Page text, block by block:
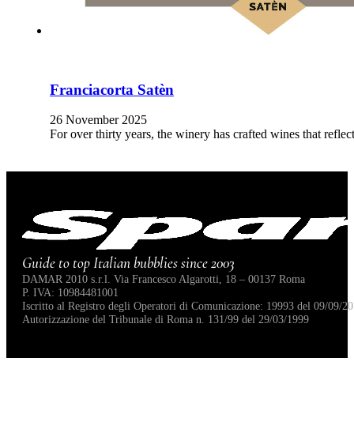
Franciacorta Satèn
26 November 2025
For over thirty years, the winery has crafted wines that
Guide to top Italian bubblies since 2003
DAMAR 2010 s.r.l. Via Francesco Algarotti, 18 – 00137 Roma
P. IVA: 10984481001
Iscritto al Registro degli Operatori di Comunicazione: 19993 del 09/09/
Autorizzazione del Tribunale di Roma n. 131/99 del 29/03/1999